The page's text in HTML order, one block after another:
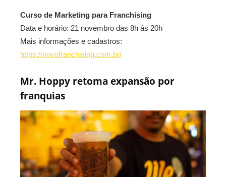
Curso de Marketing para Franchising
Data e horário: 21 novembro das 8h ás 20h
Mais informações e cadastros:
https://novofranchising.com.br/
Mr. Hoppy retoma expansão por
franquias